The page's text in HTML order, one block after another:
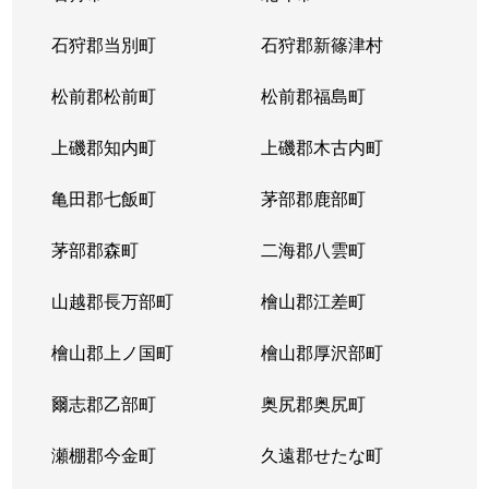
東苗穂５条 元町(札幌)
伏古４条
環状通東
本町２条
環状通東
石狩郡当別町 石狩郡新篠津村
松前郡松前町 松前郡福島町
上磯郡知内町 上磯郡木古内町
亀田郡七飯町 茅部郡鹿部町
茅部郡森町 二海郡八雲町
山越郡長万部町 檜山郡江差町
檜山郡上ノ国町 檜山郡厚沢部町
爾志郡乙部町 奥尻郡奥尻町
瀬棚郡今金町 久遠郡せたな町